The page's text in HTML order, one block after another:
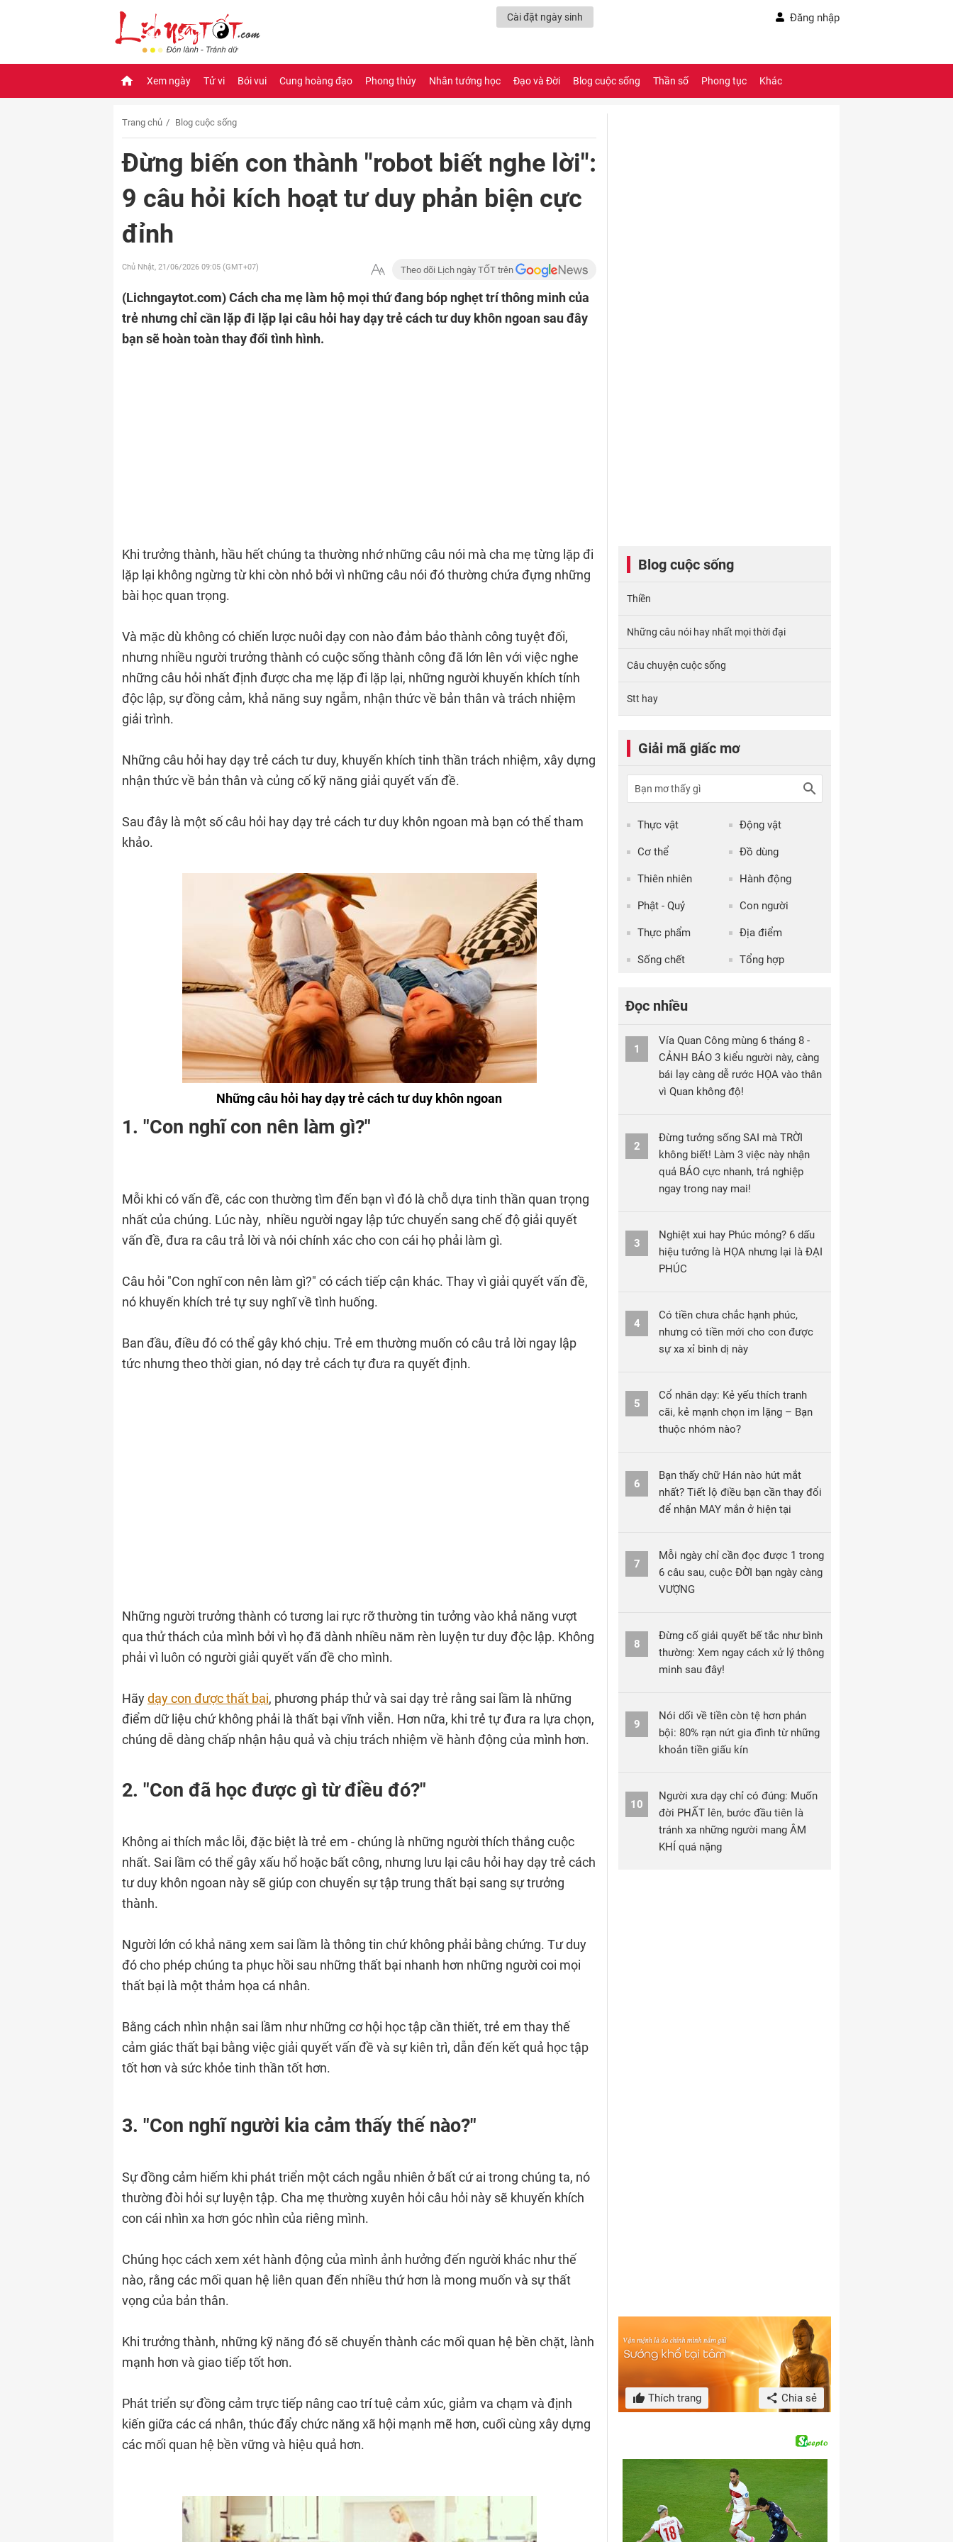
Cài đặt ngày sinh Đăng nhập
Xem ngày Tử vi Bói vui Cung hoàng đạo Phong thủy Nhân tướng học Đạo và Đời Blog cuộc sống Thần số Phong tục Khác
Trang chủ Blog cuộc sống
Đừng biến con thành "robot biết nghe lời":
9 câu hỏi kích hoạt tư duy phản biện cực
đỉnh
Chủ Nhật, 21/06/2026 09:05 (GMT+07) Theo dõi Lịch ngày TỐT trên
(Lichngaytot.com)Cách cha mẹ làm hộ mọi thứ đang bóp nghẹt trí thông minh của
trẻ nhưng chỉ cần lặp đi lặp lại câu hỏi hay dạy trẻ cách tư duy khôn ngoan sau đây
bạn sẽ hoàn toàn thay đổi tình hình.
Khi trưởng thành, hầu hết chúng ta thường nhớ những câu nói mà cha mẹ từng lặp đi
lặp lại không ngừng từ khi còn nhỏ bởi vì những câu nói đó thường chứa đựng những
bài học quan trọng.
Và mặc dù không có chiến lược nuôi dạy con nào đảm bảo thành công tuyệt đối,
nhưng nhiều người trưởng thành có cuộc sống thành công đã lớn lên với việc nghe
những câu hỏi nhất định được cha mẹ lặp đi lặp lại, những người khuyến khích tính
độc lập, sự đồng cảm, khả năng suy ngẫm, nhận thức về bản thân và trách nhiệm
giải trình.
Những câu hỏi hay dạy trẻ cách tư duy, khuyến khích tinh thần trách nhiệm, xây dựng
nhận thức về bản thân và củng cố kỹ năng giải quyết vấn đề.
Sau đây là một số câu hỏi hay dạy trẻ cách tư duy khôn ngoan mà bạn có thể tham
khảo.
Những câu hỏi hay dạy trẻ cách tư duy khôn ngoan
1. "Con nghĩ con nên làm gì?"
Mỗi khi có vấn đề, các con thường tìm đến bạn vì đó là chỗ dựa tinh thần quan trọng
nhất của chúng. Lúc này, nhiều người ngay lập tức chuyển sang chế độ giải quyết
vấn đề, đưa ra câu trả lời và nói chính xác cho con cái họ phải làm gì.
Câu hỏi "Con nghĩ con nên làm gì?" có cách tiếp cận khác. Thay vì giải quyết vấn đề,
nó khuyến khích trẻ tự suy nghĩ về tình huống.
Ban đầu, điều đó có thể gây khó chịu. Trẻ em thường muốn có câu trả lời ngay lập
tức nhưng theo thời gian, nó dạy trẻ cách tự đưa ra quyết định.
Những người trưởng thành có tương lai rực rỡ thường tin tưởng vào khả năng vượt
qua thử thách của mình bởi vì họ đã dành nhiều năm rèn luyện tư duy độc lập. Không
phải vì luôn có người giải quyết vấn đề cho mình.
Hãydạy con được thất bại, phương pháp thử và sai dạy trẻ rằng sai lầm là những
điểm dữ liệu chứ không phải là thất bại vĩnh viễn. Hơn nữa, khi trẻ tự đưa ra lựa chọn,
chúng dễ dàng chấp nhận hậu quả và chịu trách nhiệm về hành động của mình hơn.
2. "Con đã học được gì từ điều đó?"
Không ai thích mắc lỗi, đặc biệt là trẻ em - chúng là những người thích thắng cuộc
nhất. Sai lầm có thể gây xấu hổ hoặc bất công, nhưng lưu lại câu hỏi hay dạy trẻ cách
tư duy khôn ngoan này sẽ giúp con chuyển sự tập trung thất bại sang sự trưởng
thành.
Người lớn có khả năng xem sai lầm là thông tin chứ không phải bằng chứng. Tư duy
đó cho phép chúng ta phục hồi sau những thất bại nhanh hơn những người coi mọi
thất bại là một thảm họa cá nhân.
Bằng cách nhìn nhận sai lầm như những cơ hội học tập cần thiết, trẻ em thay thế
cảm giác thất bại bằng việc giải quyết vấn đề và sự kiên trì, dẫn đến kết quả học tập
tốt hơn và sức khỏe tinh thần tốt hơn.
3. "Con nghĩ người kia cảm thấy thế nào?"
Sự đồng cảm hiếm khi phát triển một cách ngẫu nhiên ở bất cứ ai trong chúng ta, nó
thường đòi hỏi sự luyện tập. Cha mẹ thường xuyên hỏi câu hỏi này sẽ khuyến khích
con cái nhìn xa hơn góc nhìn của riêng mình.
Chúng học cách xem xét hành động của mình ảnh hưởng đến người khác như thế
nào, rằng các mối quan hệ liên quan đến nhiều thứ hơn là mong muốn và sự thất
vọng của bản thân.
Khi trưởng thành, những kỹ năng đó sẽ chuyển thành các mối quan hệ bền chặt, lành
mạnh hơn và giao tiếp tốt hơn.
Phát triển sự đồng cảm trực tiếp nâng cao trí tuệ cảm xúc, giảm va chạm và định
kiến ​​giữa các cá nhân, thúc đẩy chức năng xã hội mạnh mẽ hơn, cuối cùng xây dựng
các mối quan hệ bền vững và hiệu quả hơn.
Blog cuộc sống
Thiền
Những câu nói hay nhất mọi thời đại
Câu chuyện cuộc sống
Stt hay
Giải mã giấc mơ
Thực vật Động vật
Cơ thể Đồ dùng
Thiên nhiên Hành động
Phật - Quỷ Con người
Thực phẩm Địa điểm
Sống chết Tổng hợp
Đọc nhiều
1
Vía Quan Công mùng 6 tháng 8 -
CẢNH BÁO 3 kiểu người này, càng
bái lạy càng dễ rước HỌA vào thân
vì Quan không độ!
2
Đừng tưởng sống SAI mà TRỜI
không biết! Làm 3 việc này nhận
quả BÁO cực nhanh, trả nghiệp
ngay trong nay mai!
3
Nghiệt xui hay Phúc mỏng? 6 dấu
hiệu tưởng là HỌA nhưng lại là ĐẠI
PHÚC
4
Có tiền chưa chắc hạnh phúc,
nhưng có tiền mới cho con được
sự xa xỉ bình dị này
5
Cổ nhân dạy: Kẻ yếu thích tranh
cãi, kẻ mạnh chọn im lặng – Bạn
thuộc nhóm nào?
6
Bạn thấy chữ Hán nào hút mắt
nhất? Tiết lộ điều bạn cần thay đổi
để nhận MAY mắn ở hiện tại
7
Mỗi ngày chỉ cần đọc được 1 trong
6 câu sau, cuộc ĐỜI bạn ngày càng
VƯỢNG
8
Đừng cố giải quyết bế tắc như bình
thường: Xem ngay cách xử lý thông
minh sau đây!
9
Nói dối về tiền còn tệ hơn phản
bội: 80% rạn nứt gia đình từ những
khoản tiền giấu kín
10
Người xưa dạy chỉ có đúng: Muốn
đời PHẤT lên, bước đầu tiên là
tránh xa những người mang ÂM
KHÍ quá nặng
Thích trang Chia sẻ